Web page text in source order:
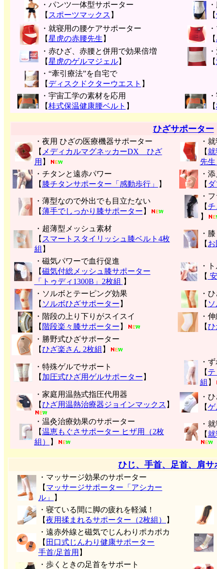
・パンツ一体型サポーター
【 スポーツマックス 】
【
・就寝用の腰ケアサポーター
【星虎の赤腰先生 】
【
・赤ひざ、赤腰と併用で効果倍増
【星虎のゲルマジェル】
【
・“牽引療法”を自宅で
【 ディスクドクターウエスト 】
・宇宙工学の素材を応用
【桂式保温健康腰ベルト 】
【
ひざサポーター
・夜用 ひざの医療機器サポーター
【 メディカルマグネッカーDX ひざ
用 】
・
【
先生
・チタンと遠赤パワー
【 膝チタンサポーター「感動歩行」 】
・
【
・薄型なので外出でも目立たない
【薄手でしっかり膝サポーター 】
・
【チ
】
・超薄型メッシュ素材
【 スマートスタイリッシュ膝ベルト4枚
組 】
・
【
・磁気パワーで血行促進
【磁気付総メッシュ膝サポーター
「トゥディ1300B」2枚組 】
・
【
・ソルボとテーピング効果
【 ソルボひざサポーター 】
・
【
・階段の上り下りがスイスイ
【 階段楽々膝サポーター 】
・
【ひ
・勝野式ひざサポーター
【ひざ楽さん 2枚組 】
・特殊ゲルでサポート
【 加圧式ひざ用ゲルサポーター 】
・
【
組 】
・家庭用温熱式指圧代用器
【ひざ用温熱治療器ジョインマックス 】
・
【ゲ
・温灸治療効果のサポーター
【温恵もぐさサポーター ヒザ用（2枚
組）
】
・
【
ひじ、手首、足首、肩サ
・マッサージ効果のサポーター
【 マッサージサポーター「アシカー
ル」
】
・寝ている間に脚の疲れを軽減！
【夜用揉まれるサポーター（2枚組） 】
・遠赤外線と磁気でじんわりポカポカ
【 田口式じんわり健康サポーター
手首/足首用 】
・歩くときの足首をサポート